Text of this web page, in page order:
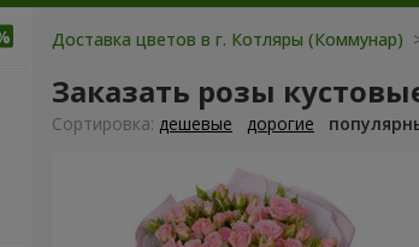
Доставка цветов в г. Котляры (Коммунар)
Заказать розы
Cортировка: дешевые дорогие